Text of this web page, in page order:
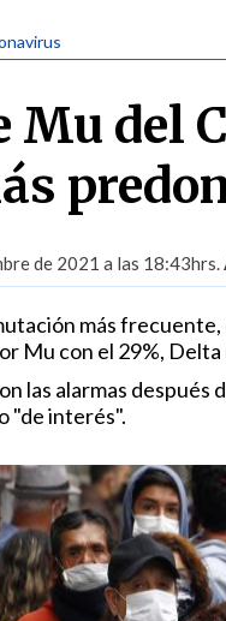
del
de 2021 a las 18:43hrs.
más
Mu con el 29%, Delta
las alarmas después
"de interés".